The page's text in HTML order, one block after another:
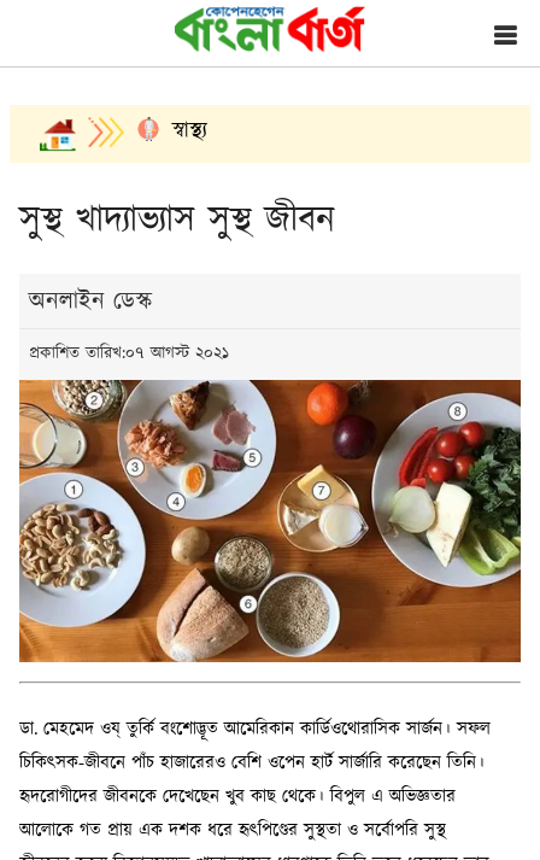
স্বাস্থ্য
সুস্থ খাদ্যাভ্যাস সুস্থ জীবন
অনলাইন ডেস্ক
প্রকাশিত তারিখ:০৭ আগস্ট ২০২১